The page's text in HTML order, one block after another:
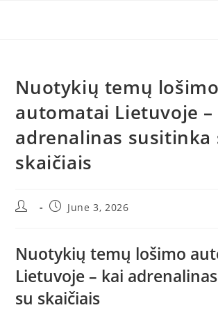
Nuotykių temų lošimo
automatai Lietuvoje –
adrenalinas susitinka
skaičiais
Post
PostJune 3, 2026
Nuotykių temų lošimo
Lietuvoje – kai
su skaičiais